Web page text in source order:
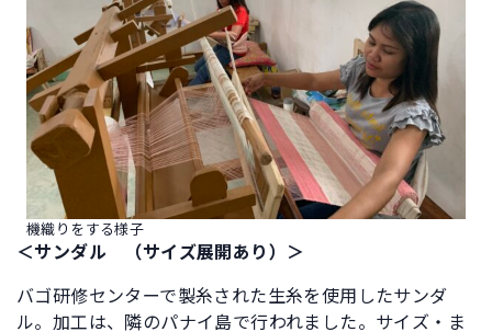
機織りをする様子
＜サンダル （サイズ展開あり）＞
バゴ研修センターで製糸された生糸を使用したサンダ
ル。加工は、隣のパナイ島で行われました。サイズ・ま